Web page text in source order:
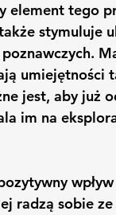
element tego
stymuluje
umiejętności
jest, aby już
im na
radzą sobie